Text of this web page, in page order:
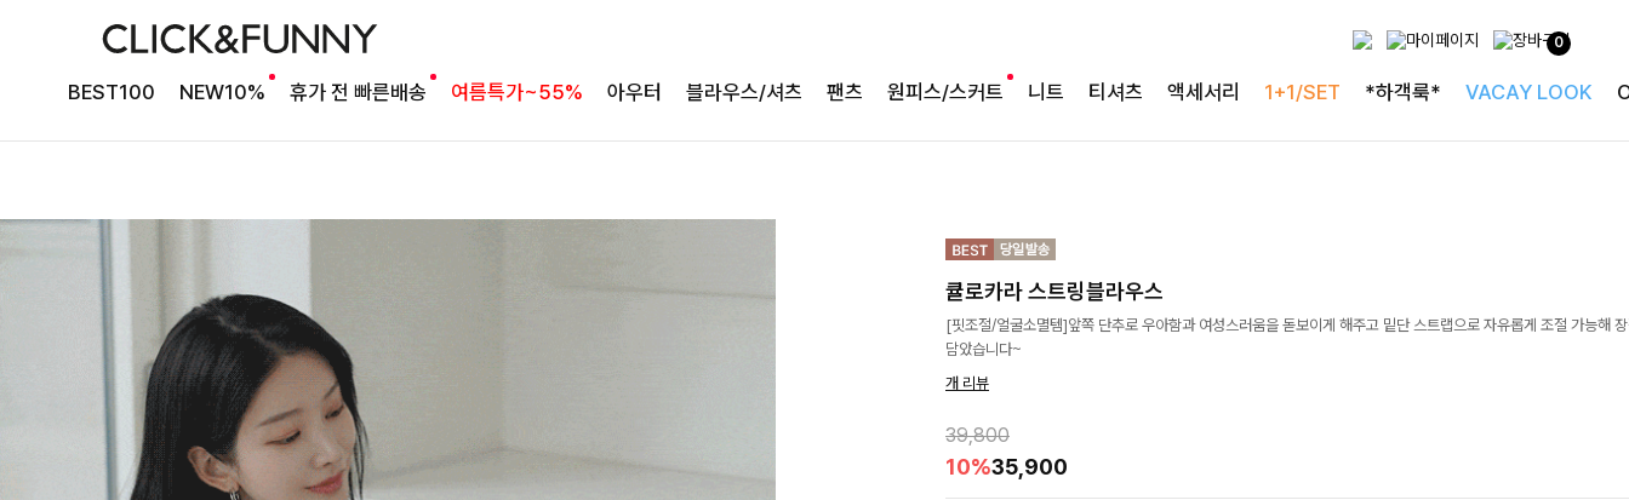
0
BEST100 NEW10% 휴가 전 빠른배송 여름특가~55% 아우터 블라우스/셔츠 팬츠 원피스/스커트 니트 티셔츠 액세서리 1+1/SET *하객룩* VACAY LOOK
큘로카라 스트링블라우스
[핏조절/얼굴소멸템]앞쪽 단추로 우아함과 여성스러움을 돋보이게 해주고 밑단 스트랩으로 자유롭게 조절 가능해
담았습니다~
개 리뷰
39,800
10%35,900